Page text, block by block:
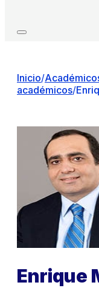
Inicio/
académicos/
Enrique